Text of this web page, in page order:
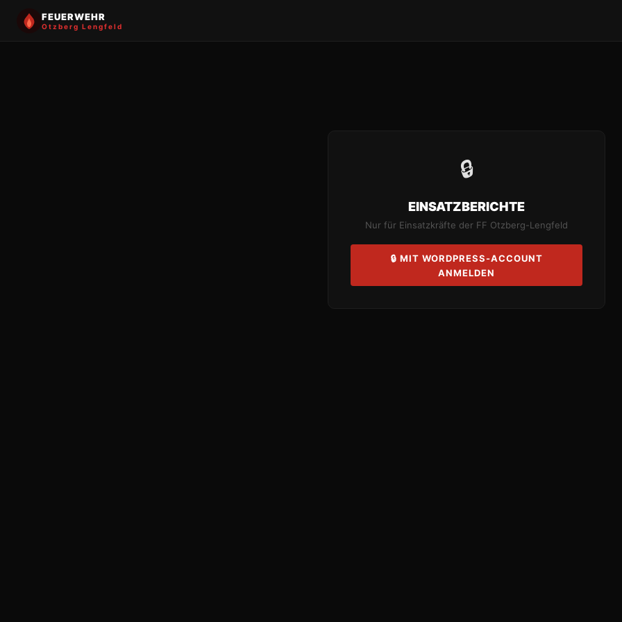
FEUERWEHR
Otzberg Lengfeld
🔒
EINSATZBERICHTE
Nur für Einsatzkräfte der FF Otzberg-Lengfeld
🔒 MIT WORDPRESS-ACCOUNT
ANMELDEN